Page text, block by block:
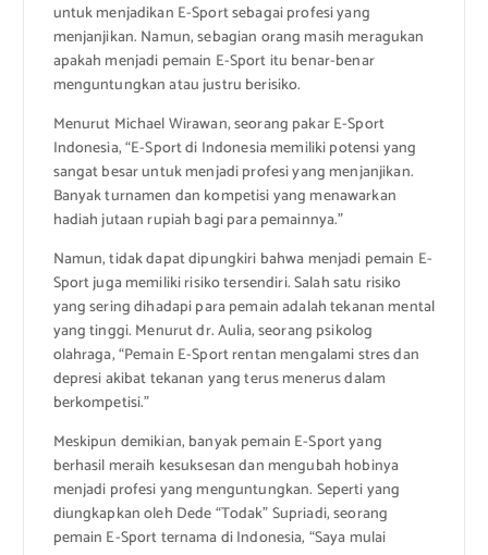
untuk menjadikan E-Sport sebagai profesi yang
menjanjikan. Namun, sebagian orang masih meragukan
apakah menjadi pemain E-Sport itu benar-benar
menguntungkan atau justru berisiko.
Menurut Michael Wirawan, seorang pakar E-Sport
Indonesia, “E-Sport di Indonesia memiliki potensi yang
sangat besar untuk menjadi profesi yang menjanjikan.
Banyak turnamen dan kompetisi yang menawarkan
hadiah jutaan rupiah bagi para pemainnya.”
Namun, tidak dapat dipungkiri bahwa menjadi pemain E-
Sport juga memiliki risiko tersendiri. Salah satu risiko
yang sering dihadapi para pemain adalah tekanan mental
yang tinggi. Menurut dr. Aulia, seorang psikolog
olahraga, “Pemain E-Sport rentan mengalami stres dan
depresi akibat tekanan yang terus menerus dalam
berkompetisi.”
Meskipun demikian, banyak pemain E-Sport yang
berhasil meraih kesuksesan dan mengubah hobinya
menjadi profesi yang menguntungkan. Seperti yang
diungkapkan oleh Dede “Todak” Supriadi, seorang
pemain E-Sport ternama di Indonesia, “Saya mulai